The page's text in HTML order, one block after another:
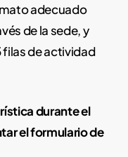
adecuado
de la sede, y
filas de actividad
durante el
el formulario de